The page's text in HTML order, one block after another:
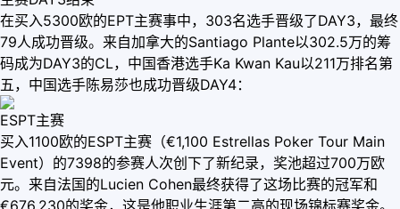
在买入5300欧的EPT主赛事中，303名选手晋级了DAY3，最终
79人成功晋级。来自加拿大的Santiago Plante以302.5万的筹
码成为DAY3的CL，中国香港选手Ka Kwan Kau以211万排名第
五，中国选手陈易莎也成功晋级DAY4：
ESPT主赛
买入1100欧的ESPT主赛（€1,100 Estrellas Poker Tour Main
Event）的7398的参赛人次创下了新纪录，奖池超过700万欧
元。来自法国的Lucien Cohen最终获得了这场比赛的冠军和
€676,230的奖金，这是他职业生涯第二高的现场锦标赛奖金。